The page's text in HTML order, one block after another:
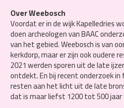
Over Weebosch
Voordat er in de wijk Kapelledries
doen archeologen van BAAC
van het gebied. Weebosch is van
kerkdorp, maar er zijn ook oudere
2021 werden sporen uit de late
ontdekt. En bij recent onderzoek
resten aan het licht uit de late
dat is maar liefst 1200 tot 500 jaar